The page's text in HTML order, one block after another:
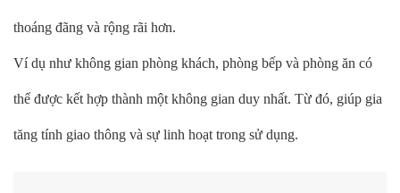
thoáng đãng và rộng rãi hơn.
Ví dụ như không gian phòng khách, phòng bếp và phòng ăn có
thể được kết hợp thành một không gian duy nhất. Từ đó, giúp gia
tăng tính giao thông và sự linh hoạt trong sử dụng.